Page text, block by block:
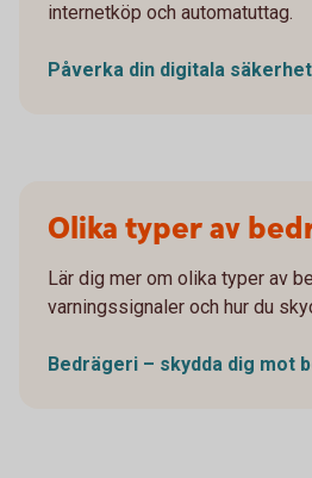
internetköp och automatuttag.
Påverka din digitala säkerhet
Olika typer av
Lär dig mer om olika typer av
varningssignaler och hur du
Bedrägeri – skydda dig mot